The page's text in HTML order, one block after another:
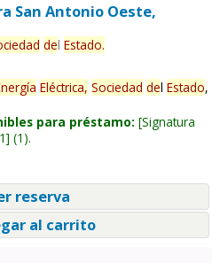
San Antonio Oeste,
del Estado.
Eléctrica, Sociedad del Estado,
para préstamo: Signatura
(1).
reserva
al carrito